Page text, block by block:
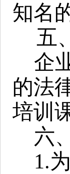
知名
五
企
的法
培训
六
1.